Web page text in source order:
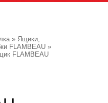
» Ящики,
FLAMBEAU »
FLAMBEAU